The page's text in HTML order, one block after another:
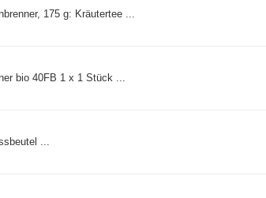
175 g: Kräutertee ...
bio 40FB 1 x 1 Stück ...
...